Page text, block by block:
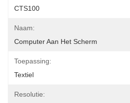
CTS100
Naam:
Computer Aan Het Scherm
Toepassing:
Textiel
Resolutie: